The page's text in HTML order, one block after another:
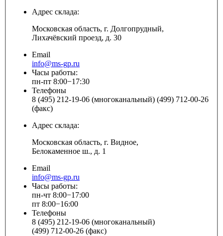
Адрес склада:
Московская область, г. Долгопрудный,
Лихачёвский проезд, д. 30
Email
info@ms-gp.ru
Часы работы:
пн-пт 8:00−17:30
Телефоны
8 (495) 212-19-06 (многоканальный) (499) 712-00-26
(факс)
Адрес склада:
Московская область, г. Видное,
Белокаменное ш., д. 1
Email
info@ms-gp.ru
Часы работы:
пн-чт 8:00−17:00
пт 8:00−16:00
Телефоны
8 (495) 212-19-06 (многоканальный)
(499) 712-00-26 (факс)